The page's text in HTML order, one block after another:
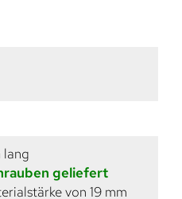
geliefert
von 19 mm